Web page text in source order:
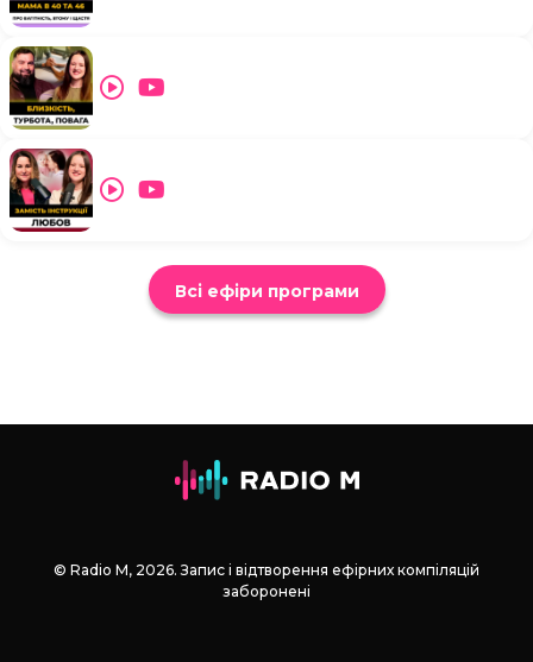
Всі ефіри програми
© Radio М, 2026. Запис і відтворення ефірних компіляцій
заборонені